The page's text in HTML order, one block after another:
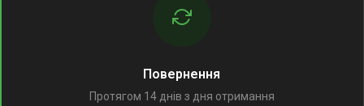
Повернення
Протягом 14 днів з дня отримання